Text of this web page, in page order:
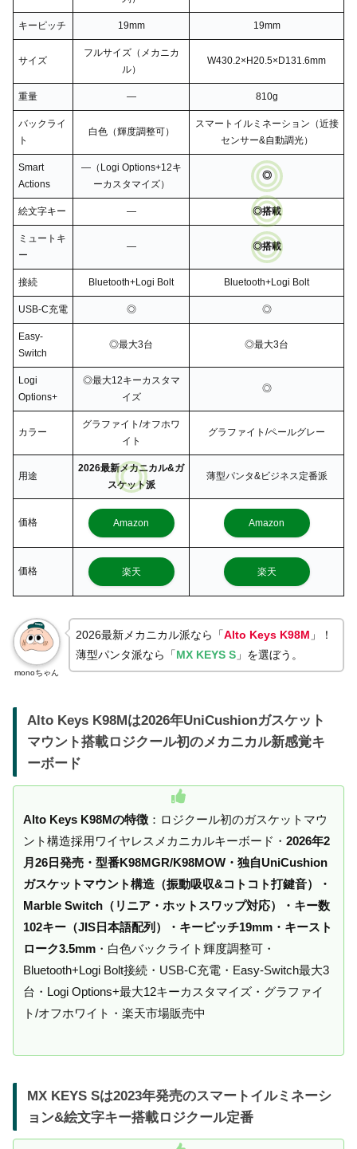
キーピッチ 19mm 19mm
サイズ
フルサイズ（メカニカ
ル）
W430.2×H20.5×D131.6mm
重量 ― 810g
バックライ
ト
白色（輝度調整可）
スマートイルミネーション（近接
センサー&自動調光）
Smart
Actions
―（Logi Options+12キ
ーカスタマイズ）
◎
絵文字キー ― ◎搭載
ミュートキ
ー
― ◎搭載
接続 Bluetooth+Logi Bolt Bluetooth+Logi Bolt
USB-C充電 ◎ ◎
Easy-
Switch
◎最大3台 ◎最大3台
Logi
Options+
◎最大12キーカスタマ
イズ
◎
カラー
グラファイト/オフホワ
イト
グラファイト/ペールグレー
用途
2026最新メカニカル&ガ
スケット派
薄型パンタ&ビジネス定番派
価格 Amazon Amazon
価格 楽天 楽天
monoちゃん
2026最新メカニカル派なら「Alto Keys K98M 」！
薄型パンタ派なら「MX KEYS S 」を選ぼう。
Alto Keys K98Mは2026年UniCushionガスケット
マウント搭載ロジクール初のメカニカル新感覚キ
ーボード
Alto Keys K98Mの特徴 ：ロジクール初のガスケットマウ
ント構造採用ワイヤレスメカニカルキーボード・ 2026年2
月26日発売・型番K98MGR/K98MOW・独自UniCushion
ガスケットマウント構造（振動吸収&コトコト打鍵音）・
Marble Switch（リニア・ホットスワップ対応）・キー数
102キー（JIS日本語配列）・キーピッチ19mm・キースト
ローク3.5mm ・白色バックライト輝度調整可・
Bluetooth+Logi Bolt接続・USB-C充電・Easy-Switch最大3
台・Logi Options+最大12キーカスタマイズ・グラファイ
ト/オフホワイト・楽天市場販売中
MX KEYS Sは2023年発売のスマートイルミネーシ
ョン&絵文字キー搭載ロジクール定番